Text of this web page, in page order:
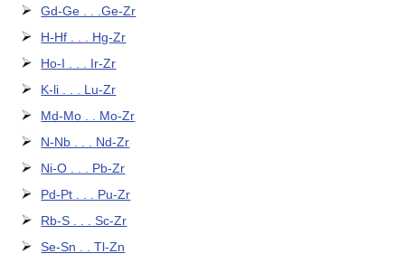
Gd-Ge . . .Ge-Zr
H-Hf . . . Hg-Zr
Ho-I . . . Ir-Zr
K-li . . . Lu-Zr
Md-Mo . . Mo-Zr
N-Nb . . . Nd-Zr
Ni-O . . . Pb-Zr
Pd-Pt . . . Pu-Zr
Rb-S . . . Sc-Zr
Se-Sn . . Tl-Zn